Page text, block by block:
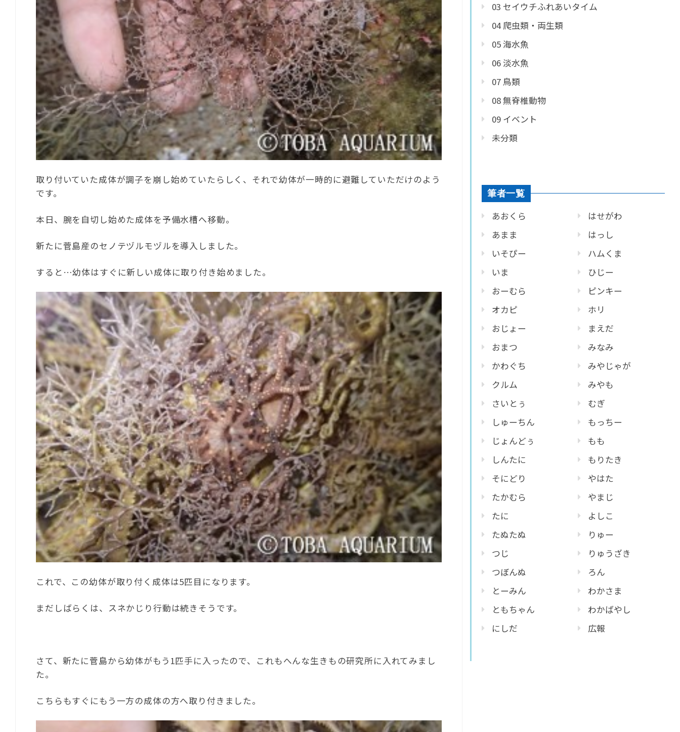
取り付いていた成体が調子を崩し始めていたらしく、それで幼体が一時的に避難していただけのよう
です。
本日、腕を自切し始めた成体を予備水槽へ移動。
新たに菅島産のセノテヅルモヅルを導入しました。
すると…幼体はすぐに新しい成体に取り付き始めました。
これで、この幼体が取り付く成体は5匹目になります。
まだしばらくは、スネかじり行動は続きそうです。
さて、新たに菅島から幼体がもう1匹手に入ったので、これもへんな生きもの研究所に入れてみまし
た。
こちらもすぐにもう一方の成体の方へ取り付きました。
03 セイウチふれあいタイム
04 爬虫類・両生類
05 海水魚
06 淡水魚
07 鳥類
08 無脊椎動物
09 イベント
未分類
筆者一覧
あおくら
あまま
いそぴー
いま
おーむら
オカピ
おじょー
おまつ
かわぐち
クルム
さいとぅ
しゅーちん
じょんどぅ
しんたに
そにどり
たかむら
たに
たぬたぬ
つじ
つぼんぬ
とーみん
ともちゃん
にしだ
はせがわ
はっし
ハムくま
ひじー
ピンキー
ホリ
まえだ
みなみ
みやじゃが
みやも
むぎ
もっちー
もも
もりたき
やはた
やまじ
よしこ
りゅー
りゅうざき
ろん
わかさま
わかばやし
広報